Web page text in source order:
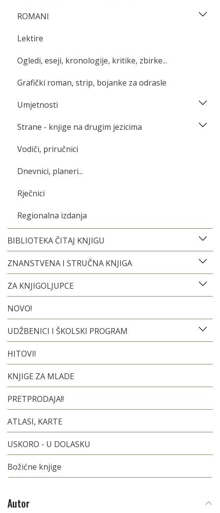
ROMANI
Lektire
Ogledi, eseji, kronologije, kritike, zbirke...
Grafički roman, strip, bojanke za odrasle
Umjetnosti
Strane - knjige na drugim jezicima
Vodiči, priručnici
Dnevnici, planeri...
Rječnici
Regionalna izdanja
BIBLIOTEKA ČITAJ KNJIGU
ZNANSTVENA I STRUČNA KNJIGA
ZA KNJIGOLJUPCE
NOVO!
UDŽBENICI I ŠKOLSKI PROGRAM
HITOVI!
KNJIGE ZA MLADE
PRETPRODAJA!!
ATLASI, KARTE
USKORO - U DOLASKU
Božićne knjige
Autor